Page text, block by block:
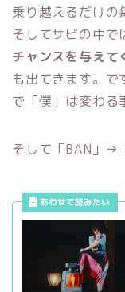
乗り越えるだけの
そしてサビの中で
チャンスを与えて
も出てきます。で
で「僕」は変わる
そして「BAN」→